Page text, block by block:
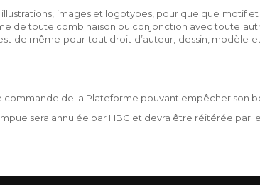
images et logotypes, pour quelque motif
de toute combinaison ou conjonction avec toute
de même pour tout droit d’auteur, dessin, modèle
de la Plateforme pouvant empêcher son
sera annulée par HBG et devra être réitérée par le